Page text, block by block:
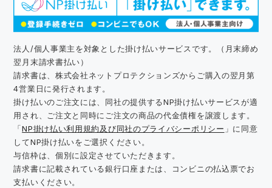
法人/個人事業主を対象とした掛け払いサービスです。（月末締め
翌月末請求書払い）
請求書は、株式会社ネットプロテクションズからご購入の翌月第
4営業日に発行されます。
掛け払いのご注文には、同社の提供するNP掛け払いサービスが適
用され、ご注文と同時にご注文の商品の代金債権を譲渡します。
「NP掛け払い利用規約及び同社のプライバシーポリシー 」に同意
してNP掛け払いをご選択ください。
与信枠は、個別に設定させていただきます。
請求書に記載されている銀行口座または、コンビニの払込票でお
支払いください。